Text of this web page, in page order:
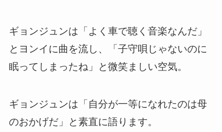
ギョンジュンは「よく車で聴く音楽なんだ」
とヨンイに曲を流し、「子守唄じゃないのに
眠ってしまったね」と微笑ましい空気。
ギョンジュンは「自分が一等になれたのは母
のおかげだ」と素直に語ります。